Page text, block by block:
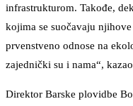
infrastrukturom. Takođe,
kojima se suočavaju
prvenstveno odnose na
zajednički su i nama“,
Direktor Barske plovidbe